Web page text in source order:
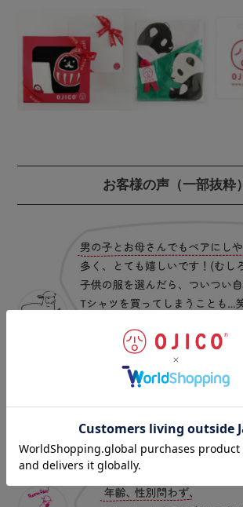
お客様の声（一部抜粋）